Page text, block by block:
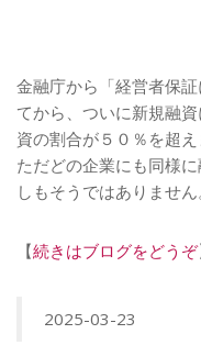
金融庁から「経営者保
てから、ついに新規融
資の割合が５０％を超え
ただどの企業にも同様
しもそうではありません
【続きはブログをどうぞ
2025-03-23